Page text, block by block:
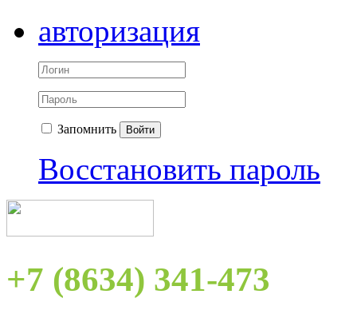
авторизация
Запомнить Войти
Восстановить пароль
+7 (8634) 341-473